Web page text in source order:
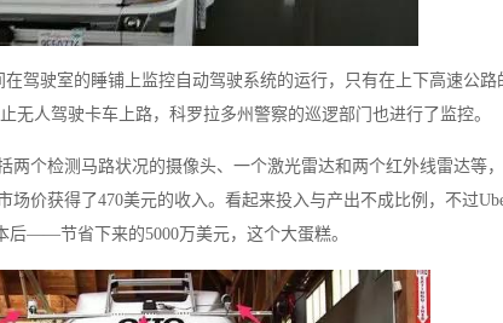
驾驶室的睡铺上监控自动驾驶系统的运行，只有在上下高速公
人驾驶卡车上路，科罗拉多州警察的巡逻部门也进行了监控。
两个检测马路状况的摄像头、一个激光雷达和两个红外线雷达等
价获得了470美元的收入。看起来投入与产出不成比例，不过
后——节省下来的5000万美元，这个大蛋糕。